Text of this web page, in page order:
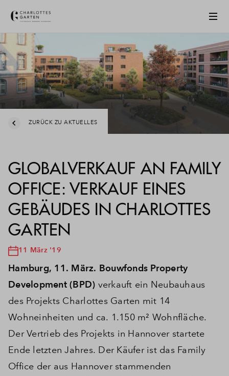
ZURÜCK ZU AKTUELLES
GLOBALVERKAUF AN FAMILY
OFFICE: VERKAUF EINES
GEBÄUDES IN CHARLOTTES
GARTEN
11 März '19
Hamburg, 11. März. Bouwfonds Property
Development (BPD) verkauft ein Neubauhaus
des Projekts Charlottes Garten mit 14
Wohneinheiten und ca. 1.150 m² Wohnfläche.
Der Vertrieb des Projekts in Hannover startete
Ende letzten Jahres. Der Käufer ist das Family
Office der aus Hannover stammenden